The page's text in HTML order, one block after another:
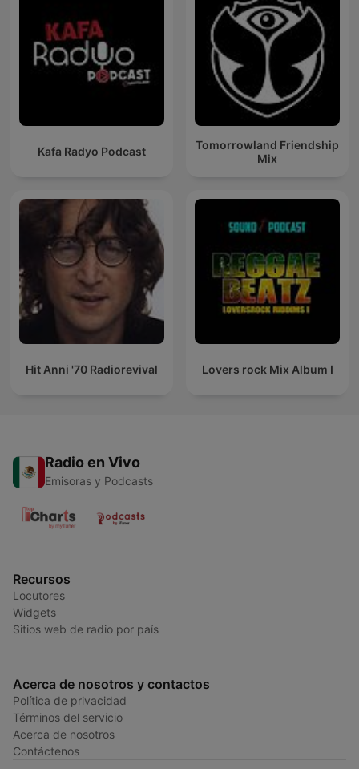
Kafa Radyo Podcast
Tomorrowland Friendship
Mix
Hit Anni '70 Radiorevival Lovers rock Mix Album I
Radio en Vivo
Emisoras y Podcasts
Recursos
Locutores
Widgets
Sitios web de radio por país
Acerca de nosotros y contactos
Política de privacidad
Términos del servicio
Acerca de nosotros
Contáctenos